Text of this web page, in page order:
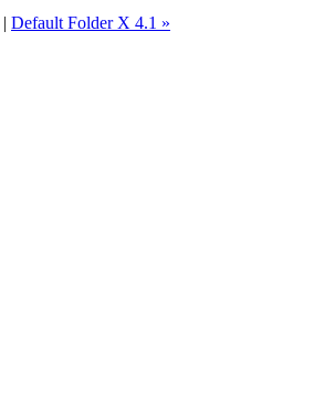
| Default Folder X 4.1 »